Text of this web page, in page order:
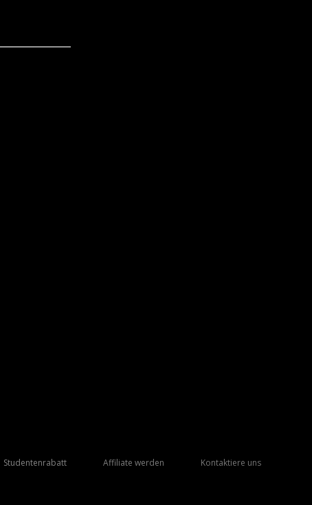
Studentenrabatt Affiliate werden Kontaktiere uns